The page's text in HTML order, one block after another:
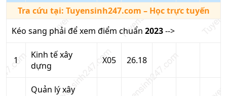
Tra cứu tại: Tuyensinh247.com – Học trực tuyến
Kéo sang phải để xem điểm chuẩn 2023-->
1
Kinh tế xây
dựng
X05 26.18
Quản lý xây